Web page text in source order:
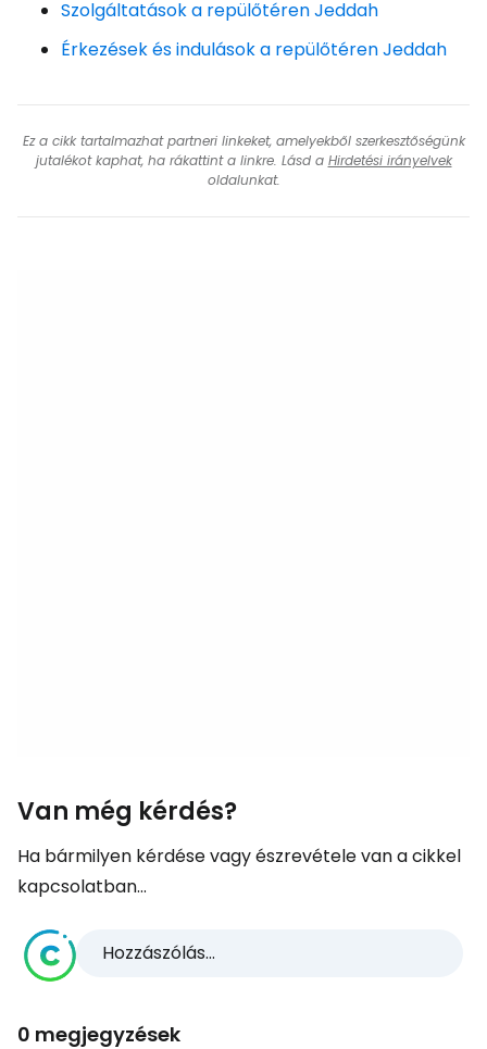
Szolgáltatások a repülőtéren Jeddah
Érkezések és indulások a repülőtéren Jeddah
Ez a cikk tartalmazhat partneri linkeket, amelyekből szerkesztőségünk
jutalékot kaphat, ha rákattint a linkre. Lásd a Hirdetési irányelvek
oldalunkat.
Van még kérdés?
Ha bármilyen kérdése vagy észrevétele van a cikkel
kapcsolatban...
Hozzászólás...
0 megjegyzések